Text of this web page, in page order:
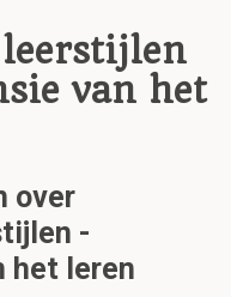
van het
over
-
het leren